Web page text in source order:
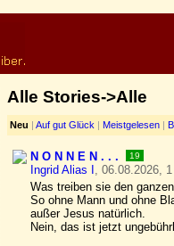
Alle Stories->Alle
Neu | Auf gut Glück | Meistgelesen |
N O N N E N . . . 19
Ingrid Alias I , 06.08.2026,
Was treiben sie den
So ohne Mann und ohne
außer Jesus natürlich.
Nein, das ist jetzt